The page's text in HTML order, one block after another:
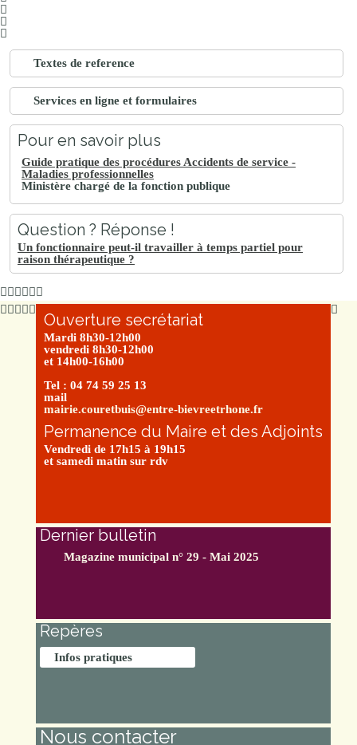
Textes de reference
Services en ligne et formulaires
Pour en savoir plus
Guide pratique des procédures Accidents de service -
Maladies professionnelles
Ministère chargé de la fonction publique
Question ? Réponse !
Un fonctionnaire peut-il travailler à temps partiel pour
raison thérapeutique ?
Ouverture secrétariat
Mardi 8h30-12h00
vendredi 8h30-12h00
et 14h00-16h00
Tel : 04 74 59 25 13
mail
mairie.couretbuis@entre-bievreetrhone.fr
Permanence du Maire et des Adjoints
Vendredi de 17h15 à 19h15
et samedi matin sur rdv
Dernier bulletin
Magazine municipal n° 29 - Mai 2025
Repères
Infos pratiques
Nous contacter